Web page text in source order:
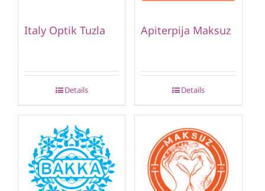
Italy Optik Tuzla
Details
Apiterpija Maksuz
Details